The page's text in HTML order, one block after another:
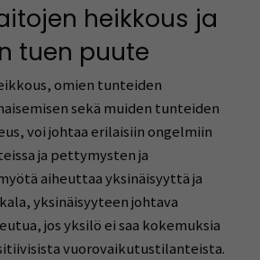
heikkous ja
tuen puute
omien tunteiden
sekä muiden tunteiden
voi johtaa erilaisiin ongelmiin
ja pettymysten ja
aiheuttaa yksinäisyyttä ja
yksinäisyyteen johtava
jos yksilö ei saa kokemuksia
vuorovaikutustilanteista.